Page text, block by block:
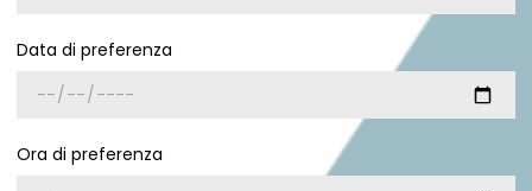
Data di preferenza
Ora di preferenza